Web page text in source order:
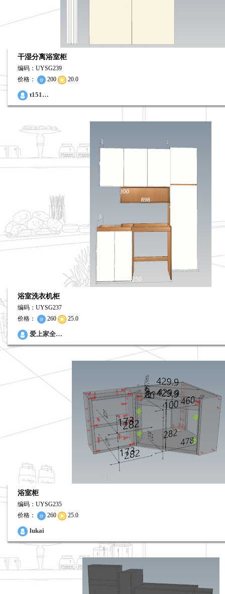
干湿分离浴室柜
编码：UYSG239
价格：
200 20.0
t151…
浴室洗衣机柜
编码：UYSG237
价格：
260 25.0
爱上家全…
浴室柜
编码：UYSG235
价格：
260 25.0
lukai